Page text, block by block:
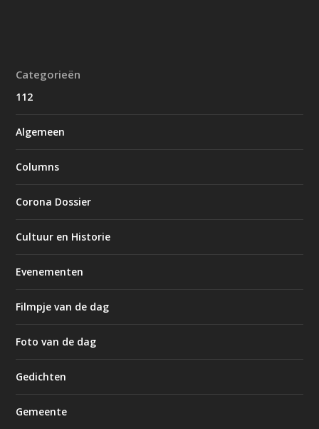
Categorieën
112
Algemeen
Columns
Corona Dossier
Cultuur en Historie
Evenementen
Filmpje van de dag
Foto van de dag
Gedichten
Gemeente